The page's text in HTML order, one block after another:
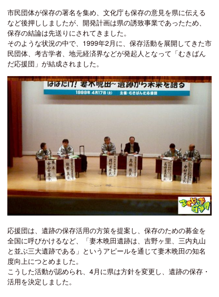
市民団体が保存の署名を集め、文化庁も保存の意見を県に伝える
など後押ししましたが、開発計画は県の誘致事業であったため、
保存の結論は先送りにされてきました。
そのような状況の中で、1999年2月に、保存活動を展開してきた市
民団体、考古学者、地元経済界などが発起人となって「むきばん
だ応援団」が結成されました。
応援団は、遺跡の保存活用の方策を提案し、保存のための募金を
全国に呼びかけるなど、「妻木晩田遺跡は、吉野ヶ里、三内丸山
と並ぶ三大遺跡である」というアピールを通じて妻木晩田の知名
度向上につとめました。
こうした活動が認められ、4月に県は方針を変更し、遺跡の保存・
活用を決定しました。